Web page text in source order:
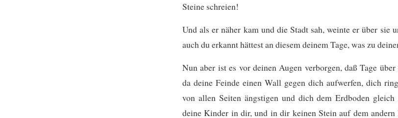
Steine schreien!
Und als er näher kam und die Stadt sah, weinte er über sie
auch du erkannt hättest an diesem deinem Tage, was zu
Nun aber ist es vor deinen Augen verborgen, daß Tage
da deine Feinde einen Wall gegen dich aufwerfen, dich
von allen Seiten ängstigen und dich dem Erdboden gleich
deine Kinder in dir, und in dir keinen Stein auf dem andern